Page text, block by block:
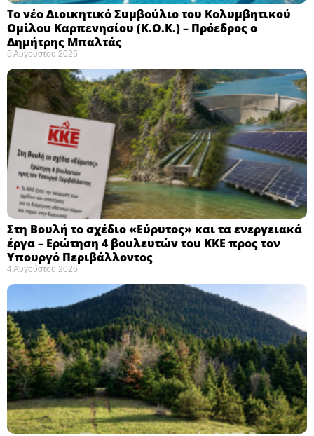
Το νέο Διοικητικό Συμβούλιο του Κολυμβητικού
Ομίλου Καρπενησίου (Κ.Ο.Κ.) – Πρόεδρος ο
Δημήτρης Μπαλτάς
5 Αυγούστου 2026
Στη Βουλή το σχέδιο «Εύρυτος» και τα ενεργειακά
έργα – Ερώτηση 4 βουλευτών του ΚΚΕ προς τον
Υπουργό Περιβάλλοντος
4 Αυγούστου 2026